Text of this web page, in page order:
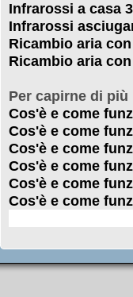
Infrarossi a casa
Infrarossi
Ricambio aria
Ricambio aria
Per capirne di più
Cos'è e come
Cos'è e come
Cos'è e come
Cos'è e come
Cos'è e come
Cos'è e come